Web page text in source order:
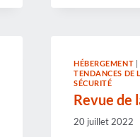
HÉBERGEMENT
TENDANCES DE
SÉCURITÉ
Revue de
20 juillet 2022